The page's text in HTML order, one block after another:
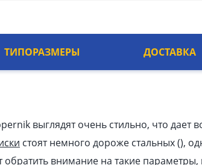
ТИПОРАЗМЕРЫ ДОСТАВКА
выглядят очень стильно, что
стоят немного дороже стальных (),
обратить внимание на такие